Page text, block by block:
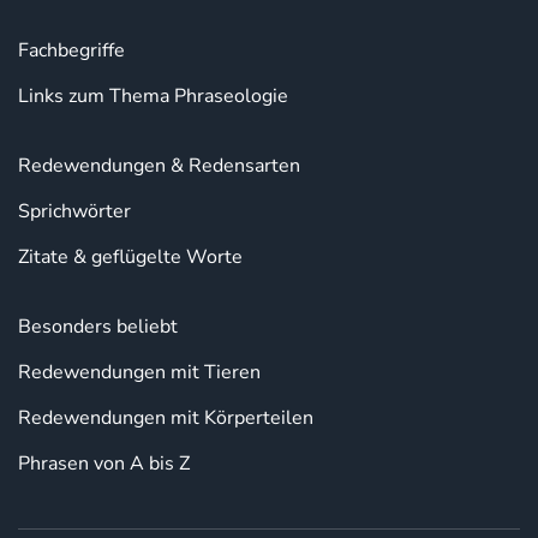
Fachbegriffe
Links zum Thema Phraseologie
Redewendungen & Redensarten
Sprichwörter
Zitate & geflügelte Worte
Besonders beliebt
Redewendungen mit Tieren
Redewendungen mit Körperteilen
Phrasen von A bis Z